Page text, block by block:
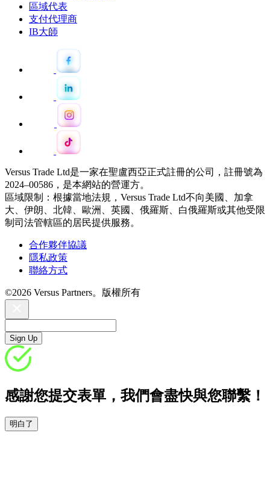
區域代表
支付代理商
IB大師
Versus Trade Ltd是一家在聖盧西亞正式註冊的公司，註冊號為
2024–00586，是本網站的營運方。
區域限制：根據當地法規，Versus Trade Ltd不向美國、加拿
大、伊朗、北韓、歐洲、英國、俄羅斯、白俄羅斯或其他受限
制司法管轄區的居民提供服務。
合作夥伴協議
隱私政策
聯絡方式
©2026 Versus Partners。版權所有
Sign Up
感謝您提交表單，我們會盡快與您聯繫！
明白了